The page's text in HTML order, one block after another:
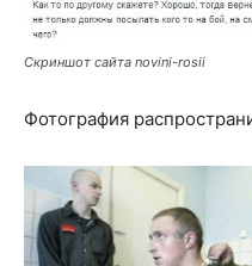
Скриншот сайта novini-rosii
Фотография